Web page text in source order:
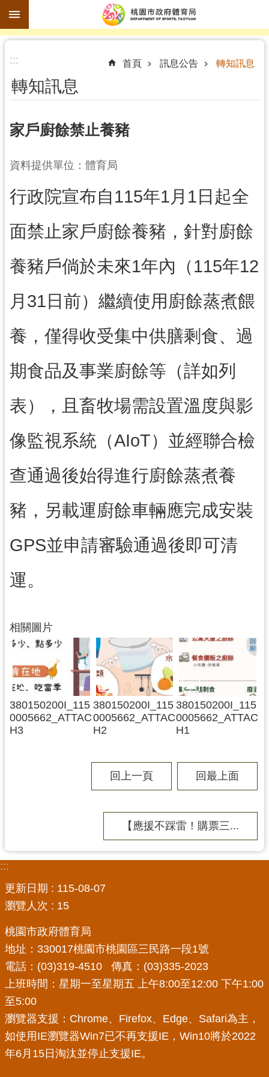
跳到主要內容區塊
進
搜
尋
息
告
認
識
育
機
通
錄
館
介
紹
育
活
動
務
資
服
務
府
資
訊
公
開
導
覽
市
政
箱
E
n
g
i
s
h
桃
::: 首頁 訊息公告 轉知訊息
轉知訊息
家戶廚餘禁止養豬
資料提供單位：體育局
行政院宣布自115年1月1日起全
面禁止家戶廚餘養豬，針對廚餘
養豬戶倘於未來1年內（115年12
月31日前）繼續使用廚餘蒸煮餵
養，僅得收受集中供膳剩食、過
期食品及事業廚餘等（詳如列
表），且畜牧場需設置溫度與影
像監視系統（AIoT）並經聯合檢
查通過後始得進行廚餘蒸煮養
豬，另載運廚餘車輛應完成安裝
GPS並申請審驗通過後即可清
運。
相關圖片
380150200I_115
0005662_ATTAC
H3
380150200I_115
0005662_ATTAC
H2
380150200I_115
0005662_ATTAC
H1
回上一頁 回最上面
【應援不踩雷！購票三...
:::
更新日期
115-08-07
瀏覽人次
15
桃園市政府體育局
地址：330017桃園市桃園區三民路一段1號
電話：(03)319-4510 傳真：(03)335-2023
上班時間：星期一至星期五 上午8:00至12:00 下午1:00
至5:00
瀏覽器支援：Chrome、Firefox、Edge、Safari為主，
如使用IE瀏覽器Win7已不再支援IE，Win10將於2022
年6月15日淘汰並停止支援IE。